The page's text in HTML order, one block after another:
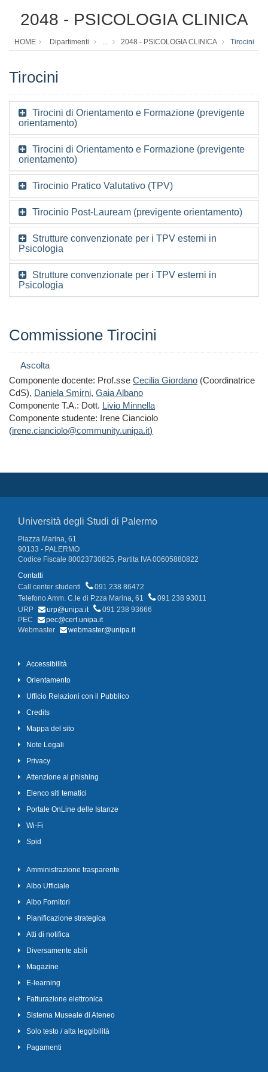
2048 - PSICOLOGIA CLINICA
HOME Dipartimenti ... 2048 - PSICOLOGIA CLINICA Tirocini
Tirocini
Tirocini di Orientamento e Formazione (previgente
orientamento)
Tirocini di Orientamento e Formazione (previgente
orientamento)
Tirocinio Pratico Valutativo (TPV)
Tirocinio Post-Lauream (previgente orientamento)
Strutture convenzionate per i TPV esterni in
Psicologia
Strutture convenzionate per i TPV esterni in
Psicologia
Commissione Tirocini
Ascolta
Componente docente: Prof.sse Cecilia Giordano (Coordinatrice
CdS), Daniela Smirni, Gaia Albano
Componente T.A.: Dott. Livio Minnella
Componente studente: Irene Cianciolo
(irene.cianciolo@community.unipa.it)
Università degli Studi di Palermo
Piazza Marina, 61
90133 - PALERMO
Codice Fiscale 80023730825, Partita IVA 00605880822
Contatti
Call center studenti
091 238 86472
Telefono Amm. C.le di P.zza Marina, 61
091 238 93011
URP
urp@unipa.it
091 238 93666
PEC
pec@cert.unipa.it
Webmaster
webmaster@unipa.it
Accessibilità
Orientamento
Ufficio Relazioni con il Pubblico
Credits
Mappa del sito
Note Legali
Privacy
Attenzione al phishing
Elenco siti tematici
Portale OnLine delle Istanze
Wi-Fi
Spid
Amministrazione trasparente
Albo Ufficiale
Albo Fornitori
Pianificazione strategica
Atti di notifica
Diversamente abili
Magazine
E-learning
Fatturazione elettronica
Sistema Museale di Ateneo
Solo testo / alta leggibilità
Pagamenti